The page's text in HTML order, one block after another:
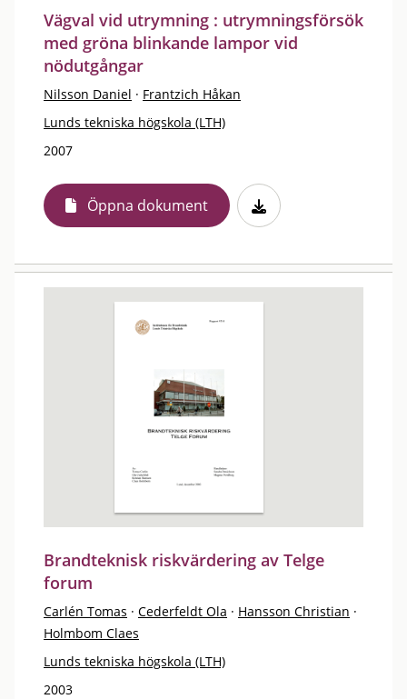
Vägval vid utrymning : utrymningsförsök
med gröna blinkande lampor vid
nödutgångar
Nilsson Daniel · Frantzich Håkan
Lunds tekniska högskola (LTH)
2007
Öppna dokument
Brandteknisk riskvärdering av Telge
forum
Carlén Tomas · Cederfeldt Ola · Hansson Christian ·
Holmbom Claes
Lunds tekniska högskola (LTH)
2003